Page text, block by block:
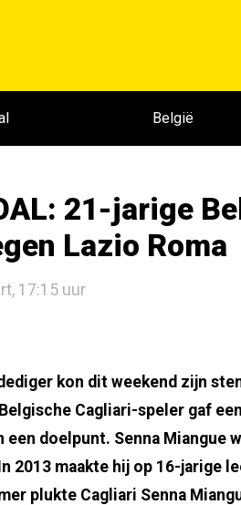
België
21-jarige
Lazio Roma
17:15 uur
kon dit weekend zijn
Cagliari-speler gaf
een doelpunt. Senna Miangue
2013 maakte hij op 16-jarige
plukte Cagliari Senna